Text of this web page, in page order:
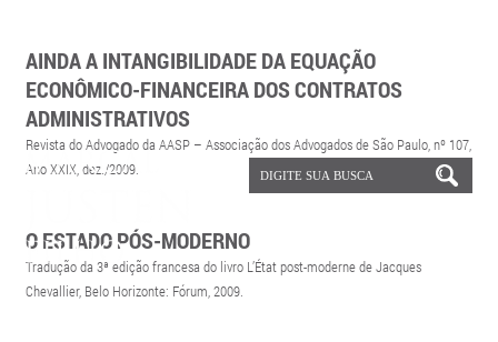
AINDA A INTANGIBILIDADE DA EQUAÇÃO
ECONÔMICO-FINANCEIRA DOS CONTRATOS
ADMINISTRATIVOS
Revista do Advogado da AASP – Associação dos Advogados de São Paulo, nº 107,
Ano XXIX, dez./2009.
O ESTADO PÓS-MODERNO
Tradução da 3ª edição francesa do livro L’État post-moderne de Jacques
Chevallier, Belo Horizonte: Fórum, 2009.